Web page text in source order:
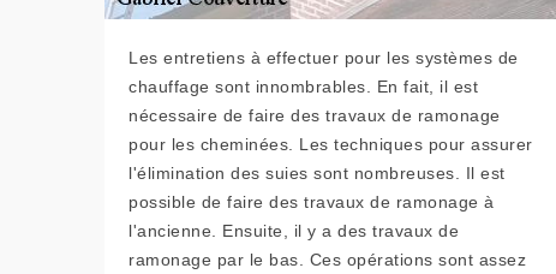
Les entretiens à effectuer pour les systèmes de
chauffage sont innombrables. En fait, il est
nécessaire de faire des travaux de ramonage
pour les cheminées. Les techniques pour assurer
l'élimination des suies sont nombreuses. Il est
possible de faire des travaux de ramonage à
l'ancienne. Ensuite, il y a des travaux de
ramonage par le bas. Ces opérations sont assez